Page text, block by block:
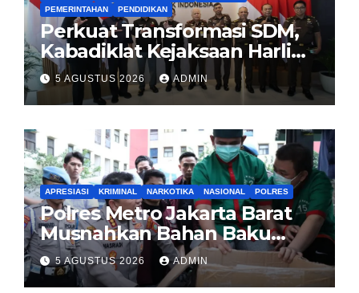
PEMERINTAHAN
PENDIDIKAN
Perkuat Transformasi SDM,
Kabadiklat Kejaksaan Harli
Siregar Jalin Sinergi dengan
LAN RI
5 AGUSTUS 2026 ADMIN
APRESIASI KRIMINAL NARKOTIKA NASIONAL POLRES
Polres Metro Jakarta Barat
Musnahkan Bahan Baku
Narkotika 1,1 Ton
Carisoprodol, Selamatkan 3,5
5 AGUSTUS 2026 ADMIN